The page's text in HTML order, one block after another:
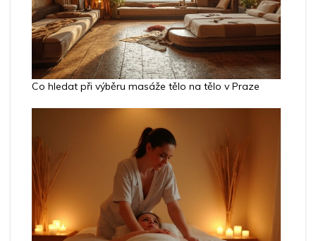
Co hledat při výběru masáže tělo na tělo v Praze